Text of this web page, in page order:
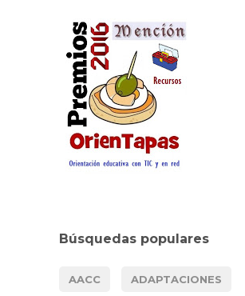
Búsquedas populares
AACC ADAPTACIONES